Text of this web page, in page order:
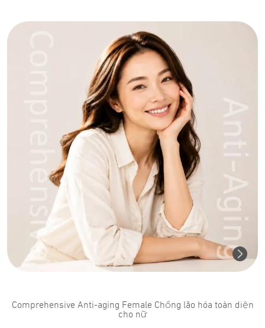
Comprehensive Anti-aging Female Chống lão hóa toàn diện
cho nữ